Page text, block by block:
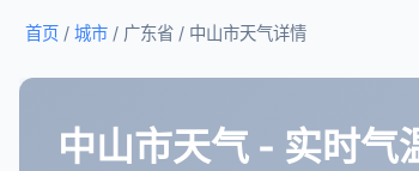
首页 / 城市 / 广东省 / 中山市天气详情
中山市天气 - 实时气